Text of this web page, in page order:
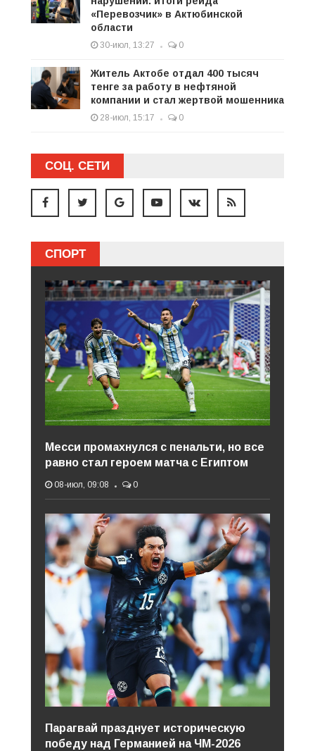
«Перевозчик» в Актюбинской
области
30-июл, 13:27 0
Житель Актобе отдал 400 тысяч
тенге за работу в нефтяной
компании и стал жертвой мошенника
28-июл, 15:17 0
СОЦ. СЕТИ
СПОРТ
Месси промахнулся с пенальти, но все
равно стал героем матча с Египтом
08-июл, 09:08 0
Парагвай празднует историческую
победу над Германией на ЧМ-2026